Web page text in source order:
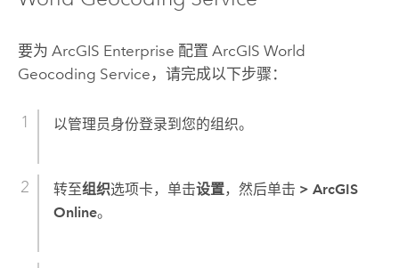
要为 ArcGIS Enterprise 配置 ArcGIS World
Geocoding Service ，请完成以下步骤：
以管理员身份登录到您的组织。
转至组织选项卡，单击设置，然后单击 > ArcGIS
Online。